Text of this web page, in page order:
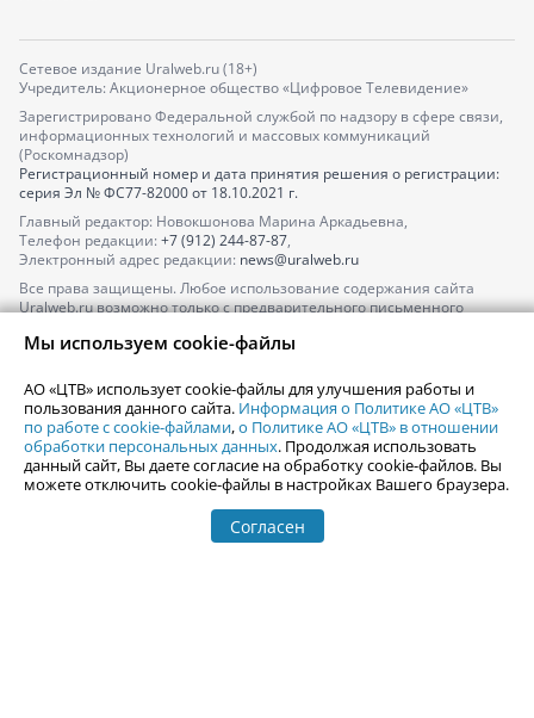
Сетевое издание Uralweb.ru (18+)
Учредитель: Акционерное общество «Цифровое Телевидение»
Зарегистрировано Федеральной службой по надзору в сфере связи,
информационных технологий и массовых коммуникаций
(Роскомнадзор)
Регистрационный номер и дата принятия решения о регистрации:
серия Эл № ФС77-82000от 18.10.2021 г.
Главный редактор: Новокшонова Марина Аркадьевна,
Телефон редакции: +7 (912) 244-87-87,
Электронный адрес редакции: news@uralweb.ru
Все права защищены. Любое использование содержания сайта
Uralweb.ru возможно только с предварительного письменного
По вопросам размещения рекламы обращайтесь по тел.
По вопросам размещения информации в разделе «Афиша»
afisha@uralweb.ru
Пользовательское соглашение на использование сайта
Политика АО «ЦТВ» в отношении обработки персональных данных
Мы используем cookie-файлы
АО «ЦТВ» использует cookie-файлы для улучшения работы и
пользования данного сайта. Информация о Политике АО «ЦТВ»
по работе с cookie-файлами,о Политике АО «ЦТВ» в отношении
обработки персональных данных. Продолжая использовать
данный сайт, Вы даете согласие на обработку cookie-файлов. Вы
можете отключить cookie-файлы в настройках Вашего браузера.
Согласен